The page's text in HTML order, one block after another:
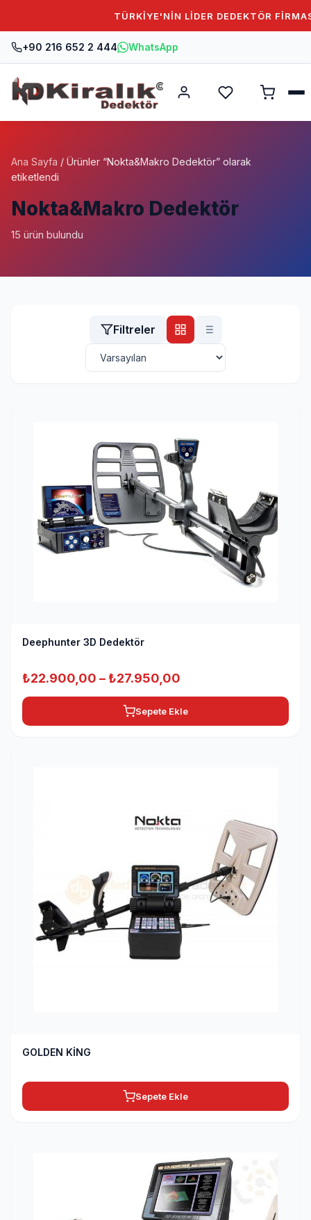
TÜRKİYE'NİN LİDER DEDEKTÖR FİRMASINA
+90 216 652 2 444 WhatsApp
Ana Sayfa / Ürünler “Nokta&Makro Dedektör” olarak
etiketlendi
Nokta&Makro Dedektör
15 ürün bulundu
Filtreler
Deephunter 3D Dedektör
₺22.900,00 – ₺27.950,00
aralığı:
₺22.900,00
Sepete Ekle
GOLDEN KİNG
Sepete Ekle